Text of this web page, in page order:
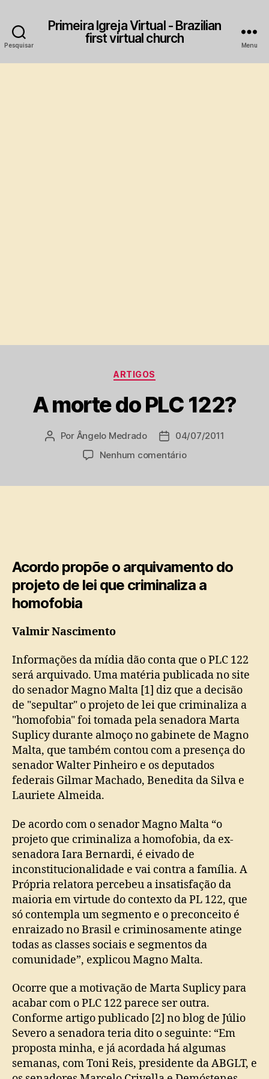
Pesquisar
Primeira Igreja Virtual - Brazilian
first virtual church
Menu
Categorias
ARTIGOS
A morte do PLC 122?
Autor
Por Ângelo Medrado
Data
de
04/07/2011
Nenhum comentárioem
Acordo propõe o arquivamento do
projeto de lei que criminaliza a
homofobia
Valmir Nascimento
Informações da mídia dão conta que o PLC 122
será arquivado. Uma matéria publicada no site
do senador Magno Malta [1] diz que a decisão
de "sepultar" o projeto de lei que criminaliza a
"homofobia" foi tomada pela senadora Marta
Suplicy durante almoço no gabinete de Magno
Malta, que também contou com a presença do
senador Walter Pinheiro e os deputados
federais Gilmar Machado, Benedita da Silva e
Lauriete Almeida.
De acordo com o senador Magno Malta “o
projeto que criminaliza a homofobia, da ex-
senadora Iara Bernardi, é eivado de
inconstitucionalidade e vai contra a família. A
Própria relatora percebeu a insatisfação da
maioria em virtude do contexto da PL 122, que
só contempla um segmento e o preconceito é
enraizado no Brasil e criminosamente atinge
todas as classes sociais e segmentos da
comunidade”, explicou Magno Malta.
Ocorre que a motivação de Marta Suplicy para
acabar com o PLC 122 parece ser outra.
Conforme artigo publicado [2] no blog de Júlio
Severo a senadora teria dito o seguinte: “Em
proposta minha, e já acordada há algumas
semanas, com Toni Reis, presidente da ABGLT, e